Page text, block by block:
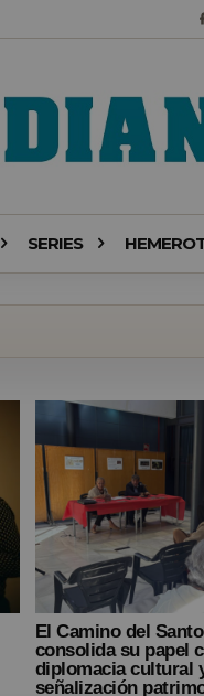
SERIES
El Camino del
consolida su papel
diplomacia cultural
señalización